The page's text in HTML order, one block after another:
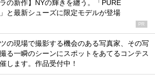
ラの新作】NYの輝きを纏う。「PURE
と最新シューズに限定モデルが登場
PR
の現場で撮影する機会のある写真家、その写
る一瞬のシーンにスポットをあてるコンテス
します。作品受付中！